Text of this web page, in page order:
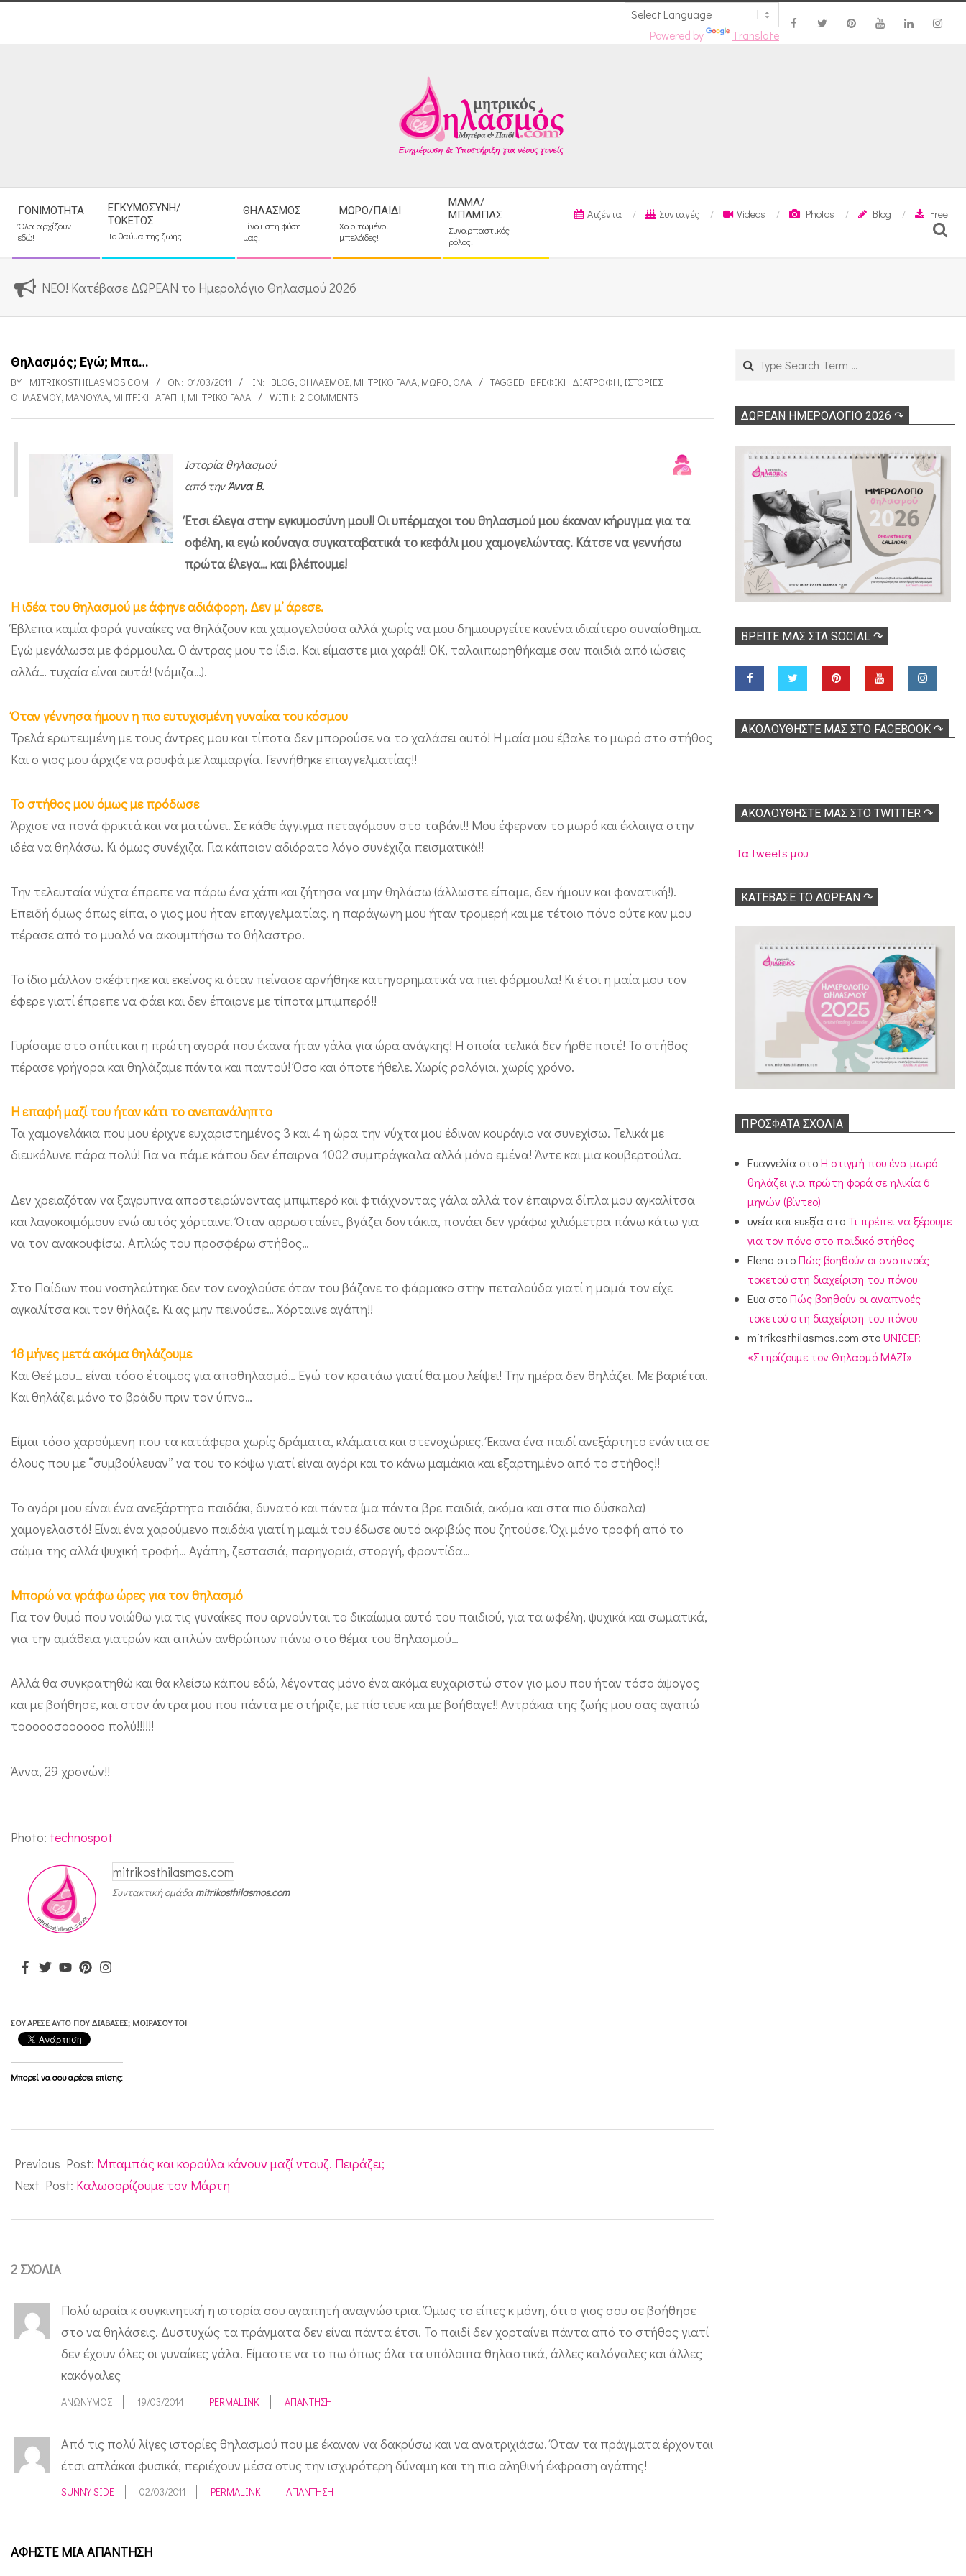
Powered by Translate
Navigation
Menu
ΓΟΝΙΜΌΤΗΤΑ
Όλα αρχίζουν
εδώ!
ΕΓΚΥΜΟΣΎΝΗ/
ΤΟΚΕΤΌΣ
Το θαύμα της ζωής!
ΘΗΛΑΣΜΌΣ
Είναι στη φύση
μας!
ΜΩΡΌ/ΠΑΙΔΊ
Χαριτωμένοι
μπελάδες!
ΜΑΜΆ/
ΜΠΑΜΠΆΣ
Συναρπαστικός
ρόλος!
Ατζέντα Συνταγές Videos Photos Blog
Free
Search
ΝΕΟ! Κατέβασε ΔΩΡΕΑΝ το Ημερολόγιο Θηλασμού 2026
Θηλασμός; Εγώ; Μπα…
BY: MITRIKOSTHILASMOS.COM ON: 01/03/2011 IN: BLOG, ΘΗΛΑΣΜΌΣ, ΜΗΤΡΙΚΌ ΓΆΛΑ, ΜΩΡΌ, ΌΛΑ TAGGED: ΒΡΕΦΙΚΉ ΔΙΑΤΡΟΦΉ, ΙΣΤΟΡΊΕΣ
ΘΗΛΑΣΜΟΎ, ΜΑΝΟΎΛΑ, ΜΗΤΡΙΚΉ ΑΓΆΠΗ, ΜΗΤΡΙΚΌ ΓΆΛΑ WITH: 2 COMMENTS
η
ό
ς
;
Ε
ώ
Μ
α
…
Ιστορία θηλασμού
από τηνΆννα Β.
Έτσι έλεγα στην εγκυμοσύνη μου!! Οι υπέρμαχοι του θηλασμού μου έκαναν κήρυγμα για τα
οφέλη, κι εγώ κούναγα συγκαταβατικά το κεφάλι μου χαμογελώντας. Κάτσε να γεννήσω
πρώτα έλεγα… και βλέπουμε!
Η ιδέα του θηλασμού με άφηνε αδιάφορη. Δεν μ’ άρεσε.
Έβλεπα καμία φορά γυναίκες να θηλάζουν και χαμογελούσα αλλά χωρίς να μου δημιουργείτε κανένα ιδιαίτερο συναίσθημα.
Εγώ μεγάλωσα με φόρμουλα. Ο άντρας μου το ίδιο. Και είμαστε μια χαρά!! ΟΚ, ταλαιπωρηθήκαμε σαν παιδιά από ιώσεις
αλλά… τυχαία είναι αυτά! (νόμιζα…).
Όταν γέννησα ήμουν η πιο ευτυχισμένη γυναίκα του κόσμου
Τρελά ερωτευμένη με τους άντρες μου και τίποτα δεν μπορούσε να το χαλάσει αυτό! Η μαία μου έβαλε το μωρό στο στήθος
Και ο γιος μου άρχιζε να ρουφά με λαιμαργία. Γεννήθηκε επαγγελματίας!!
Το στήθος μου όμως με πρόδωσε
Άρχισε να πονά φρικτά και να ματώνει. Σε κάθε άγγιγμα πεταγόμουν στο ταβάνι!! Μου έφερναν το μωρό και έκλαιγα στην
ιδέα να θηλάσω. Κι όμως συνέχιζα. Για κάποιον αδιόρατο λόγο συνέχιζα πεισματικά!!
Την τελευταία νύχτα έπρεπε να πάρω ένα χάπι και ζήτησα να μην θηλάσω (άλλωστε είπαμε, δεν ήμουν και φανατική!).
Επειδή όμως όπως είπα, ο γιος μου ήταν επαγγελματίας, η παράγωγη μου ήταν τρομερή και με τέτοιο πόνο ούτε καν μου
πέρασε από το μυαλό να ακουμπήσω το θήλαστρο.
Το ίδιο μάλλον σκέφτηκε και εκείνος κι όταν πείνασε αρνήθηκε κατηγορηματικά να πιει φόρμουλα! Κι έτσι η μαία μου τον
έφερε γιατί έπρεπε να φάει και δεν έπαιρνε με τίποτα μπιμπερό!!
Γυρίσαμε στο σπίτι και η πρώτη αγορά που έκανα ήταν γάλα για ώρα ανάγκης! Η οποία τελικά δεν ήρθε ποτέ! Το στήθος
πέρασε γρήγορα και θηλάζαμε πάντα και παντού! Όσο και όποτε ήθελε. Χωρίς ρολόγια, χωρίς χρόνο.
Η επαφή μαζί του ήταν κάτι το ανεπανάληπτο
Τα χαμογελάκια που μου έριχνε ευχαριστημένος 3 και 4 η ώρα την νύχτα μου έδιναν κουράγιο να συνεχίσω. Τελικά με
διευκόλυνε πάρα πολύ! Για να πάμε κάπου δεν έπαιρνα 1002 συμπράγκαλα αλλά μόνο εμένα! Άντε και μια κουβερτούλα.
Δεν χρειαζόταν να ξαγρυπνα αποστειρώνοντας μπιμπερό και φτιάχνοντας γάλα αλλά τον έπαιρνα δίπλα μου αγκαλίτσα
και λαγοκοιμόμουν ενώ αυτός χόρταινε. Όταν αρρωσταίνει, βγάζει δοντάκια, πονάει δεν γράφω χιλιόμετρα πάνω κάτω για
να τον ανακουφίσω. Απλώς του προσφέρω στήθος…
Στο Παίδων που νοσηλεύτηκε δεν τον ενοχλούσε όταν του βάζανε το φάρμακο στην πεταλούδα γιατί η μαμά τον είχε
αγκαλίτσα και τον θήλαζε. Κι ας μην πεινούσε… Χόρταινε αγάπη!!
18 μήνες μετά ακόμα θηλάζουμε
Και Θεέ μου… είναι τόσο έτοιμος για αποθηλασμό… Εγώ τον κρατάω γιατί θα μου λείψει! Την ημέρα δεν θηλάζει. Με βαριέται.
Και θηλάζει μόνο το βράδυ πριν τον ύπνο…
Είμαι τόσο χαρούμενη που τα κατάφερα χωρίς δράματα, κλάματα και στενοχώριες. Έκανα ένα παιδί ανεξάρτητο ενάντια σε
όλους που με “συμβούλευαν” να του το κόψω γιατί είναι αγόρι και το κάνω μαμάκια και εξαρτημένο από το στήθος!!
Το αγόρι μου είναι ένα ανεξάρτητο παιδάκι, δυνατό και πάντα (μα πάντα βρε παιδιά, ακόμα και στα πιο δύσκολα)
χαμογελαστό! Είναι ένα χαρούμενο παιδάκι γιατί η μαμά του έδωσε αυτό ακριβώς που ζητούσε. Όχι μόνο τροφή από το
σώμα της αλλά ψυχική τροφή… Αγάπη, ζεστασιά, παρηγοριά, στοργή, φροντίδα…
Μπορώ να γράφω ώρες για τον θηλασμό
Για τον θυμό που νοιώθω για τις γυναίκες που αρνούνται το δικαίωμα αυτό του παιδιού, για τα ωφέλη, ψυχικά και σωματικά,
για την αμάθεια γιατρών και απλών ανθρώπων πάνω στο θέμα του θηλασμού…
Αλλά θα συγκρατηθώ και θα κλείσω κάπου εδώ, λέγοντας μόνο ένα ακόμα ευχαριστώ στον γιο μου που ήταν τόσο άψογος
και με βοήθησε, και στον άντρα μου που πάντα με στήριζε, με πίστευε και με βοήθαγε!! Αντράκια της ζωής μου σας αγαπώ
τοοοοοσοοοοοο πολύ!!!!!!
Άννα, 29 χρονών!!
Photo: technospot
mitrikosthilasmos.com
Συντακτική ομάδαmitrikosthilasmos.com
ΣΟΥ ΆΡΕΣΕ ΑΥΤΌ ΠΟΥ ΔΙΆΒΑΣΕΣ; ΜΟΙΡΆΣΟΥ ΤΟ!
Μπορεί να σου αρέσει επίσης:
03-
01
Previous Post: Μπαμπάς και κορούλα κάνουν μαζί ντουζ. Πειράζει;
Next Post: Καλωσορίζουμε τον Μάρτη
2 ΣΧΌΛΙΑ
Πολύ ωραία κ συγκινητική η ιστορία σου αγαπητή αναγνώστρια. Όμως το είπες κ μόνη, ότι ο γιος σου σε βοήθησε
στο να θηλάσεις. Δυστυχώς τα πράγματα δεν είναι πάντα έτσι. Το παιδί δεν χορταίνει πάντα από το στήθος γιατί
δεν έχουν όλες οι γυναίκες γάλα. Είμαστε να το πω όπως όλα τα υπόλοιπα θηλαστικά, άλλες καλόγαλες και άλλες
κακόγαλες
ΑΝΏΝΥΜΟΣ 19/03/2014 PERMALINK ΑΠΆΝΤΗΣΗ
Από τις πολύ λίγες ιστορίες θηλασμού που με έκαναν να δακρύσω και να ανατριχιάσω. Όταν τα πράγματα έρχονται
έτσι απλάκαι φυσικά, περιέχουν μέσα οτυς την ισχυρότερη δύναμη και τη πιο αληθινή έκφραση αγάπης!
SUNNY SIDE 02/03/2011 PERMALINK ΑΠΆΝΤΗΣΗ
ΑΦΉΣΤΕ ΜΙΑ ΑΠΆΝΤΗΣΗ
Search
ΔΩΡΕΑΝ ΗΜΕΡΟΛΟΓΙΟ 2026 ↷
ΒΡΕΊΤΕ ΜΑΣ ΣΤΑ SOCIAL ↷
ΑΚΟΛOΥΘΉΣΤΕ ΜΑΣ ΣΤΟ FACEBOOK ↷
ΑΚΟΛΟΥΘΉΣΤΕ ΜΑΣ ΣΤΟ TWITTER ↷
Τα tweets μου
ΚΑΤΕΒΑΣΕ ΤΟ ΔΩΡΕΑΝ ↷
ΠΡΌΣΦΑΤΑ ΣΧΌΛΙΑ
Ευαγγελία στοΗ στιγμή που ένα μωρό
θηλάζει για πρώτη φορά σε ηλικία 6
μηνών (βίντεο)
υγεία και ευεξία στο Τι πρέπει να ξέρουμε
για τον πόνο στο παιδικό στήθος
Elena στοΠώς βοηθούν οι αναπνοές
τοκετού στη διαχείριση του πόνου
Ευα στοΠώς βοηθούν οι αναπνοές
τοκετού στη διαχείριση του πόνου
mitrikosthilasmos.com στοUNICEF:
«Στηρίζουμε τον Θηλασμό ΜΑΖΙ»